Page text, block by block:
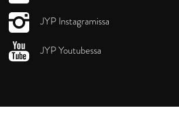
JYP Instagramissa
JYP Youtubessa